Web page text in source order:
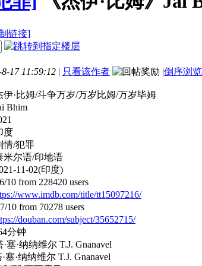
链接]
17 11:59:12 | 只看该作者 |倒序浏览
姆/斗争万岁/万岁比姆/万岁毕姆
/犯罪
语/印地语
11-02(印度)
from 228420 users
www.imdb.com/title/tt15097216/
from 70278 users
douban.com/subject/35652715/
钟
纳维尔 T.J. Gnanavel
纳维尔 T.J. Gnanavel